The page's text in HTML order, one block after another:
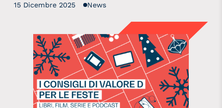
15 Dicembre 2025 News